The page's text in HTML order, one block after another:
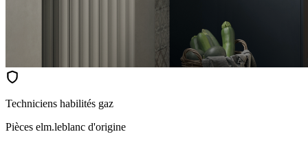
Techniciens habilités gaz
Pièces elm.leblanc d'origine